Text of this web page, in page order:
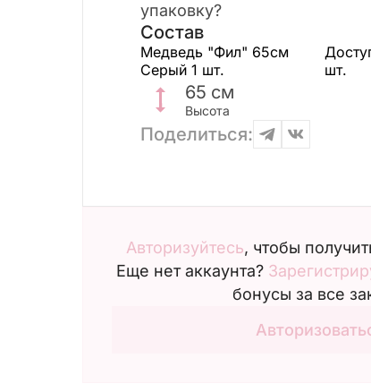
упаковку?
Состав
Медведь "Фил" 65см
Серый 1 шт.
шт.
65 см
Высота
Поделиться:
Авторизуйтесь, чтобы
Еще нет аккаунта?
бонусы за все